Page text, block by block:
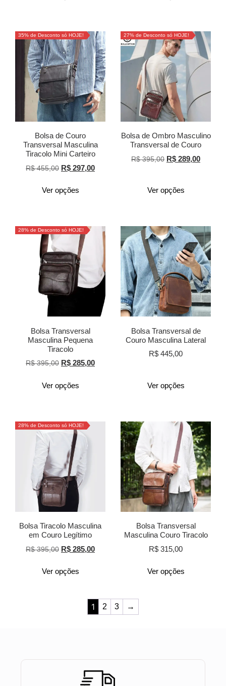
35% de Desconto só HOJE!
Bolsa de Couro
Transversal Masculina
Tiracolo Mini Carteiro
R$455,00 R$ 297,00
Ver opções
27% de Desconto só HOJE!
Bolsa de Ombro Masculino
Transversal de Couro
R$395,00 R$ 289,00
Ver opções
28% de Desconto só HOJE!
Bolsa Transversal
Masculina Pequena
Tiracolo
R$395,00 R$ 285,00
Ver opções
Bolsa Transversal de
Couro Masculina Lateral
R$ 445,00
Ver opções
28% de Desconto só HOJE!
Bolsa Tiracolo Masculina
em Couro Legítimo
R$395,00 R$ 285,00
Ver opções
Bolsa Transversal
Masculina Couro Tiracolo
R$ 315,00
Ver opções
1 2 3 →